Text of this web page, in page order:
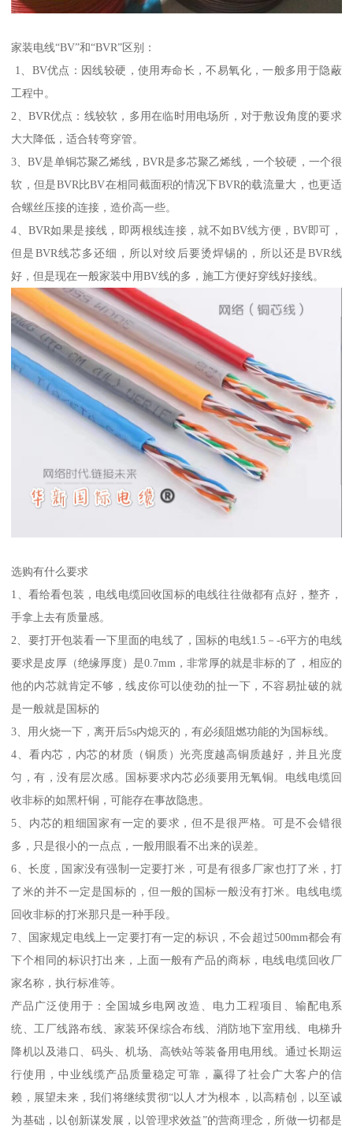
家装电线“BV”和“BVR”区别：
1、BV优点：因线较硬，使用寿命长，不易氧化，一般多用于隐蔽
工程中。
2、BVR优点：线较软，多用在临时用电场所，对于敷设角度的要求
大大降低，适合转弯穿管。
3、BV是单铜芯聚乙烯线，BVR是多芯聚乙烯线，一个较硬，一个很
软，但是BVR比BV在相同截面积的情况下BVR的载流量大，也更适
合螺丝压接的连接，造价高一些。
4、BVR如果是接线，即两根线连接，就不如BV线方便，BV即可，
但是BVR线芯多还细，所以对绞后要烫焊锡的，所以还是BVR线
好，但是现在一般家装中用BV线的多，施工方便好穿线好接线。
选购有什么要求
1、看给看包装，电线电缆回收国标的电线往往做都有点好，整齐，
手拿上去有质量感。
2、要打开包装看一下里面的电线了，国标的电线1.5－-6平方的电线
要求是皮厚（绝缘厚度）是0.7mm，非常厚的就是非标的了，相应的
他的内芯就肯定不够，线皮你可以使劲的扯一下，不容易扯破的就
是一般就是国标的
3、用火烧一下，离开后5s内熄灭的，有必须阻燃功能的为国标线。
4、看内芯，内芯的材质（铜质）光亮度越高铜质越好，并且光度
匀，有，没有层次感。国标要求内芯必须要用无氧铜。电线电缆回
收非标的如黑杆铜，可能存在事故隐患。
5、内芯的粗细国家有一定的要求，但不是很严格。可是不会错很
多，只是很小的一点点，一般用眼看不出来的误差。
6、长度，国家没有强制一定要打米，可是有很多厂家也打了米，打
了米的并不一定是国标的，但一般的国标一般没有打米。电线电缆
回收非标的打米那只是一种手段。
7、国家规定电线上一定要打有一定的标识，不会超过500mm都会有
下个相同的标识打出来，上面一般有产品的商标，电线电缆回收厂
家名称，执行标准等。
产品广泛使用于：全国城乡电网改造、电力工程项目、输配电系
统、工厂线路布线、家装环保综合布线、消防地下室用线、电梯升
降机以及港口、码头、机场、高铁站等装备用电用线。通过长期运
行使用，中业线缆产品质量稳定可靠，赢得了社会广大客户的信
赖，展望未来，我们将继续贯彻“以人才为根本，以高精创，以至诚
为基础，以创新谋发展，以管理求效益”的营商理念，所做一切都是